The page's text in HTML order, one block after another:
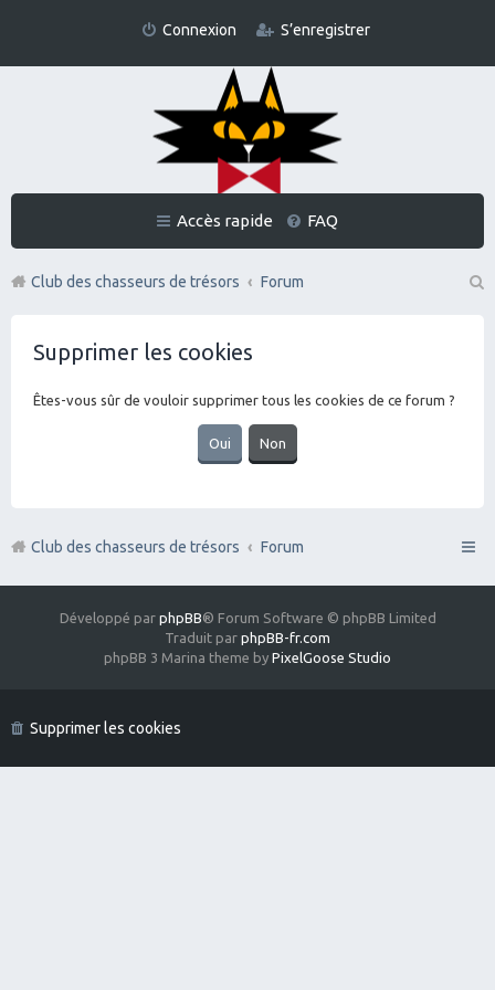
Connexion S’enregistrer
Accès rapide FAQ
Club des chasseurs de trésors
Forum
Supprimer les cookies
Êtes-vous sûr de vouloir supprimer tous les cookies de ce forum ?
Club des chasseurs de trésors Forum
Développé par phpBB® Forum Software © phpBB Limited
Traduit par phpBB-fr.com
phpBB 3 Marina theme by PixelGoose Studio
Supprimer les cookies